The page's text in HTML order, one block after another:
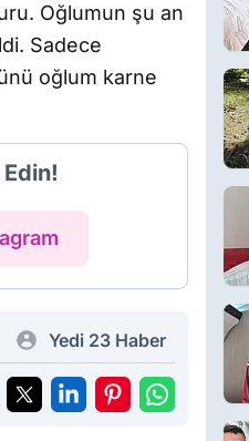
Oğlumun şu an
Sadece
oğlum karne
Yedi 23 Haber